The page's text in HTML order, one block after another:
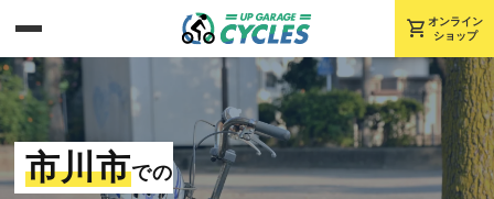
shopping_cart オンライン
ショップ
市川市での